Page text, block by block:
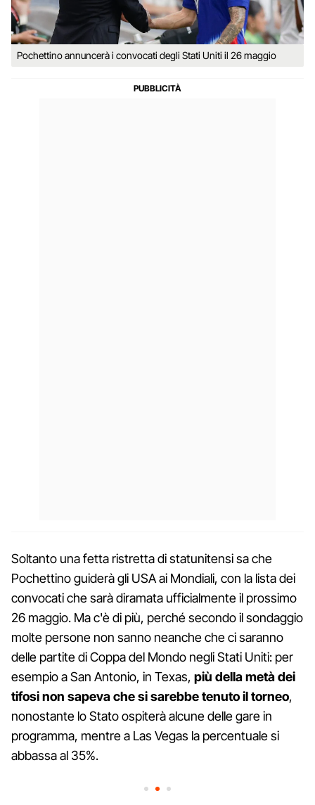
Pochettino annuncerà i convocati degli Stati Uniti il 26 maggio
Soltanto una fetta ristretta di statunitensi sa che
Pochettino guiderà gli USA ai Mondiali, con la lista dei
convocati che sarà diramata ufficialmente il prossimo
26 maggio. Ma c'è di più, perché secondo il sondaggio
molte persone non sanno neanche che ci saranno
delle partite di Coppa del Mondo negli Stati Uniti: per
esempio a San Antonio, in Texas, più della metà dei
tifosi non sapeva che si sarebbe tenuto il torneo,
nonostante lo Stato ospiterà alcune delle gare in
programma, mentre a Las Vegas la percentuale si
abbassa al 35%.